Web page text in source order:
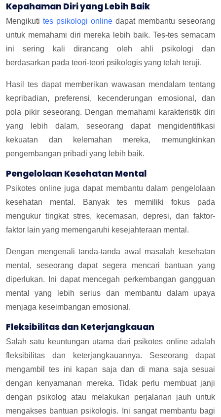
Kepahaman Diri yang Lebih Baik
Mengikuti tes psikologi online dapat membantu seseorang
untuk memahami diri mereka lebih baik. Tes-tes semacam
ini sering kali dirancang oleh ahli psikologi dan
berdasarkan pada teori-teori psikologis yang telah teruji.
Hasil tes dapat memberikan wawasan mendalam tentang
kepribadian, preferensi, kecenderungan emosional, dan
pola pikir seseorang. Dengan memahami karakteristik diri
yang lebih dalam, seseorang dapat mengidentifikasi
kekuatan dan kelemahan mereka, memungkinkan
pengembangan pribadi yang lebih baik.
Pengelolaan Kesehatan Mental
Psikotes online juga dapat membantu dalam pengelolaan
kesehatan mental. Banyak tes memiliki fokus pada
mengukur tingkat stres, kecemasan, depresi, dan faktor-
faktor lain yang memengaruhi kesejahteraan mental.
Dengan mengenali tanda-tanda awal masalah kesehatan
mental, seseorang dapat segera mencari bantuan yang
diperlukan. Ini dapat mencegah perkembangan gangguan
mental yang lebih serius dan membantu dalam upaya
menjaga keseimbangan emosional.
Fleksibilitas dan Keterjangkauan
Salah satu keuntungan utama dari psikotes online adalah
fleksibilitas dan keterjangkauannya. Seseorang dapat
mengambil tes ini kapan saja dan di mana saja sesuai
dengan kenyamanan mereka. Tidak perlu membuat janji
dengan psikolog atau melakukan perjalanan jauh untuk
mengakses bantuan psikologis. Ini sangat membantu bagi